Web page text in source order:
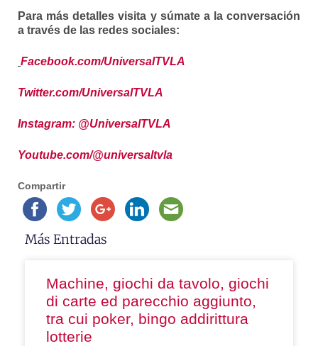
Para más detalles visita y súmate a la conversación
a través de las redes sociales:
Facebook.com/UniversalTVLA
Twitter.com/UniversalTVLA
Instagram: @UniversalTVLA
Youtube.com/@universaltvla
Compartir
Más Entradas
Machine, giochi da tavolo, giochi
di carte ed parecchio aggiunto,
tra cui poker, bingo addirittura
lotterie